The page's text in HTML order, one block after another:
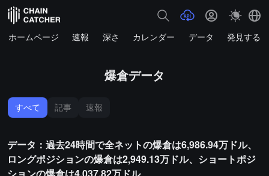
ホームページ 速報 深さ カレンダー データ 発見する
爆倉データ
すべて 記事 速報
データ：過去24時間で全ネットの爆倉は6,986.94万ドル、
ロングポジションの爆倉は2,949.13万ドル、ショートポジ